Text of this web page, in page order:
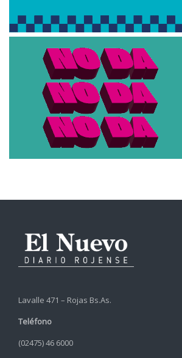
Lavalle 471 – Rojas Bs.As.
Teléfono
(02475) 46 6000